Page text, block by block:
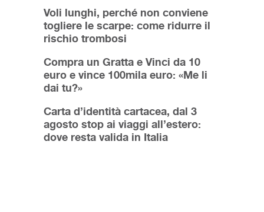
Voli lunghi, perché non conviene
togliere le scarpe: come ridurre il
rischio trombosi
Compra un Gratta e Vinci da 10
euro e vince 100mila euro: «Me li
dai tu?»
Carta d’identità cartacea, dal 3
agosto stop ai viaggi all’estero:
dove resta valida in Italia